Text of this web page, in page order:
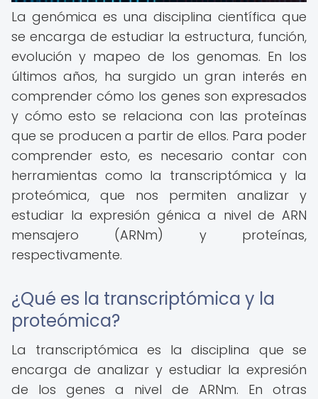
La genómica es una disciplina científica que
se encarga de estudiar la estructura, función,
evolución y mapeo de los genomas. En los
últimos años, ha surgido un gran interés en
comprender cómo los genes son expresados
y cómo esto se relaciona con las proteínas
que se producen a partir de ellos. Para poder
comprender esto, es necesario contar con
herramientas como la transcriptómica y la
proteómica, que nos permiten analizar y
estudiar la expresión génica a nivel de ARN
mensajero (ARNm) y proteínas,
respectivamente.
¿Qué es la transcriptómica y la
proteómica?
La transcriptómica es la disciplina que se
encarga de analizar y estudiar la expresión
de los genes a nivel de ARNm. En otras